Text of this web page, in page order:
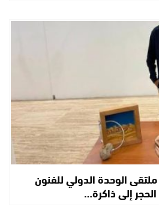
الوحدة الدولي للفنون
إلى ذاكرة…